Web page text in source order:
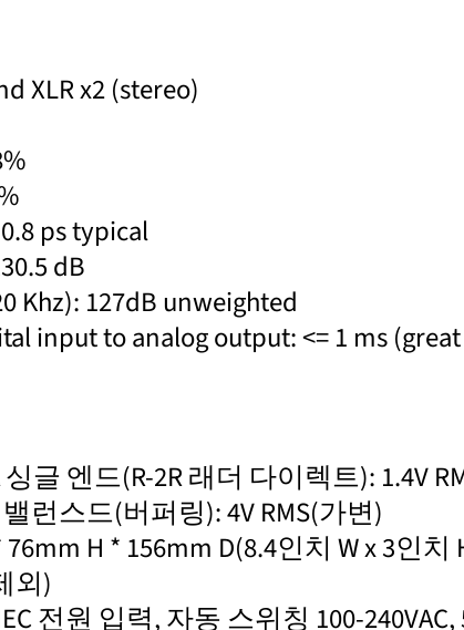
XLR x2 (stereo)
ps typical
dB
Khz): 127dB unweighted
input to analog output: <= 1 ms
글 엔드(R-2R 래더 다이렉트): 1.4V
런스드(버퍼링): 4V RMS(가변)
H * 156mm D(8.4인치 W x 3인
외)
전원 입력, 자동 스위칭 100-240VAC,